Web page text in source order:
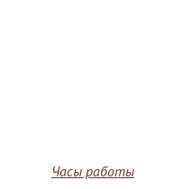
Часы работы